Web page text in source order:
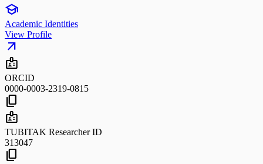
school
Academic Identities
View Profile
arrow_outward
badge
ORCID
0000-0003-2319-0815
content_copy
badge
TUBITAK Researcher ID
313047
content_copy